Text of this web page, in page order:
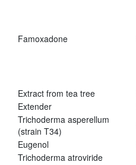
Famoxadone
Extract from tea tree
Extender
Trichoderma asperellum
(strain T34)
Eugenol
Trichoderma atroviride